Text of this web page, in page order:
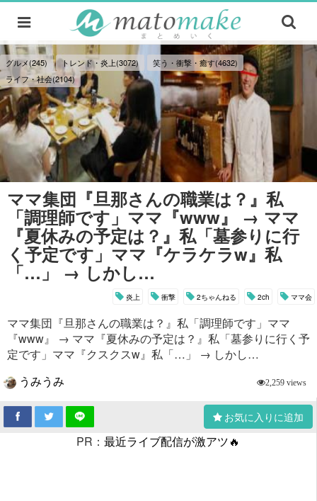
グルメ(245) トレンド・炎上(3072)
笑う・衝撃・癒す(4632)
ライフ・社会(2104)
ママ集団『旦那さんの職業は？』私
「調理師です」ママ『www』 → ママ
『夏休みの予定は？』私「墓参りに行
く予定です」ママ『ケラケラw』私
「…」 → しかし…
炎上 衝撃 2ちゃんねる 2ch ママ会
ママ集団『旦那さんの職業は？』私「調理師です」ママ
『www』 → ママ『夏休みの予定は？』私「墓参りに行く予
定です」ママ『クスクスw』私「…」 → しかし…
うみうみ
2,259 views
お気に入りに追加
PR： 最近ライブ配信が激アツ🔥